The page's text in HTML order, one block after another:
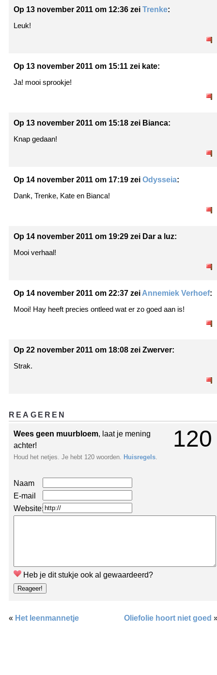
Op 13 november 2011 om 12:36 zei Trenke:
Leuk!
Op 13 november 2011 om 15:11 zei kate:
Ja! mooi sprookje!
Op 13 november 2011 om 15:18 zei Bianca:
Knap gedaan!
Op 14 november 2011 om 17:19 zei Odysseia:
Dank, Trenke, Kate en Bianca!
Op 14 november 2011 om 19:29 zei Dar a luz:
Mooi verhaal!
Op 14 november 2011 om 22:37 zei Annemiek Verhoef:
Mooi! Hay heeft precies ontleed wat er zo goed aan is!
Op 22 november 2011 om 18:08 zei Zwerver:
Strak.
REAGEREN
120
Wees geen muurbloem, laat je mening
achter!
Houd het netjes. Je hebt 120 woorden. Huisregels
Naam
E-mail
Website:
Heb je dit stukje ook al gewaardeerd?
« Het leenmannetje Oliefolie hoort niet goed